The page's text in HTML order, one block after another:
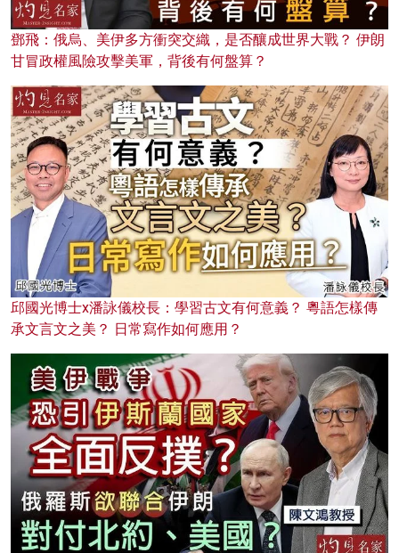
鄧飛：俄烏、美伊多方衝突交織，是否釀成世界大戰？ 伊朗
甘冒政權風險攻擊美軍，背後有何盤算？
邱國光博士x潘詠儀校長：學習古文有何意義？ 粵語怎樣傳
承文言文之美？ 日常寫作如何應用？